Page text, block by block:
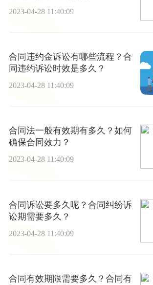
2023-04-28 11:40:09
合同违约金诉讼有哪些流程？合
同违约诉讼时效是多久？
2023-04-28 11:40:09
合同法一般有效期有多久？如何
确保合同效力？
2023-04-28 11:40:09
合同诉讼要多久呢？合同纠纷诉
讼期需要多久？
2023-04-28 11:40:09
合同有效期限需要多久？合同有